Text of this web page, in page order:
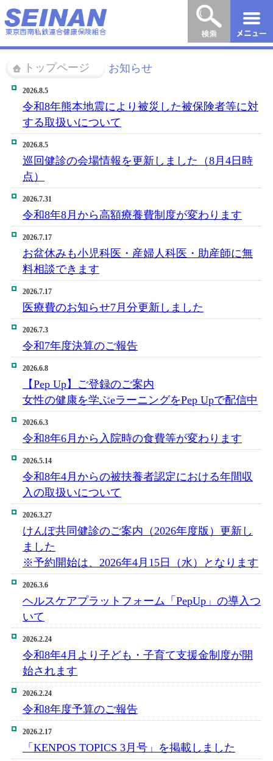
トップページ お知らせ
2026.8.5
令和8年熊本地震により被災した被保険者等に対
する取扱いについて
2026.8.5
巡回健診の会場情報を更新しました（8月4日時
点）
2026.7.31
令和8年8月から高額療養費制度が変わります
2026.7.17
お盆休みも小児科医・産婦人科医・助産師に無
料相談できます
2026.7.17
医療費のお知らせ7月分更新しました
2026.7.3
令和7年度決算のご報告
2026.6.8
【Pep Up】ご登録のご案内
女性の健康を学ぶeラーニングをPep Upで配信中
2026.6.3
令和8年6月から入院時の食費等が変わります
2026.5.14
令和8年4月からの被扶養者認定における年間収
入の取扱いについて
2026.3.27
けんぽ共同健診のご案内（2026年度版）更新し
ました
※予約開始は、2026年4月15日（水）となります
2026.3.6
ヘルスケアプラットフォーム「PepUp」の導入つ
いて
2026.2.24
令和8年4月より子ども・子育て支援金制度が開
始されます
2026.2.24
令和8年度予算のご報告
2026.2.17
「KENPOS TOPICS 3月号」を掲載しました